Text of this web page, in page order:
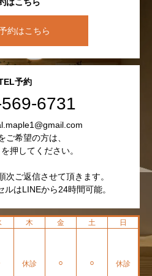
約はこちら
予約
6731
ご希望の方は、
押してください。
次ご返信させて頂きます。
はLINEから24時間可能。
木 金 土
日
休診 ⚪︎ ⚪︎ 休診